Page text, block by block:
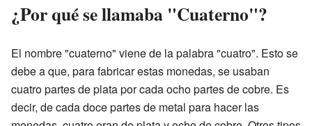
¿Por qué se llamaba "Cuaterno"?
El nombre "cuaterno" viene de la palabra "cuatro". Esto se
debe a que, para fabricar estas monedas, se usaban
cuatro partes de plata por cada ocho partes de cobre. Es
decir, de cada doce partes de metal para hacer las